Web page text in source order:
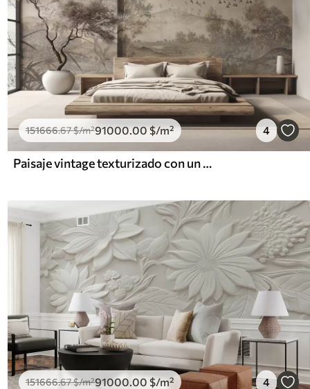
151666.67$/m²91000.00$/m² 4
Paisaje vintage texturizado con un árbol cerca de un río y un cielo nublado, arte de la naturaleza en tonos sepia
151666.67$/m²91000 .00 $/m² 4